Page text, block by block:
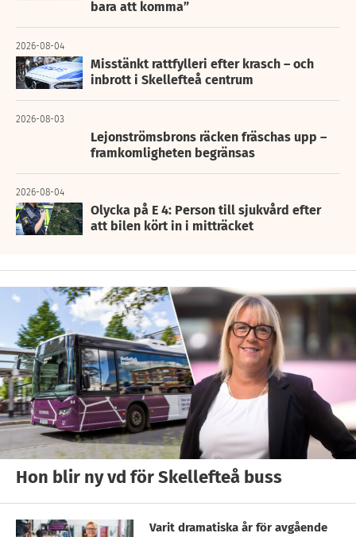
bara att komma”
2026-08-04
Misstänkt rattfylleri efter krasch – och
inbrott i Skellefteå centrum
2026-08-03
Lejonströmsbrons räcken fräschas upp –
framkomligheten begränsas
2026-08-04
Olycka på E 4: Person till sjukvård efter
att bilen kört in i mitträcket
Hon blir ny vd för Skellefteå buss
Varit dramatiska år för avgående